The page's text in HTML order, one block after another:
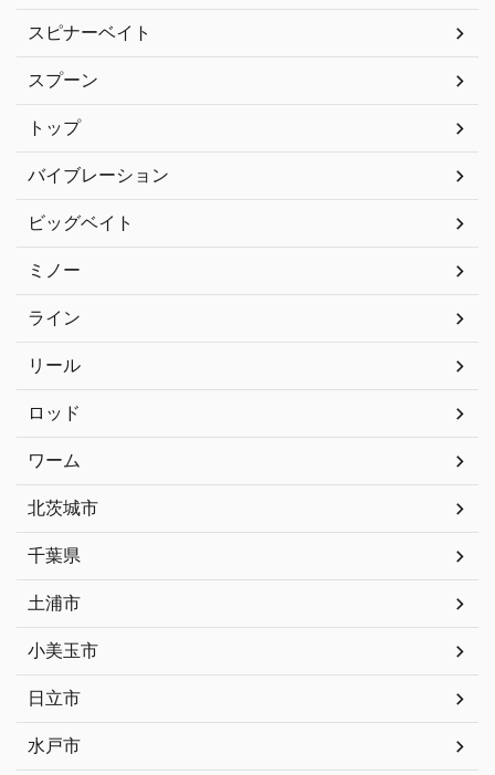
スピナーベイト
スプーン
トップ
バイブレーション
ビッグベイト
ミノー
ライン
リール
ロッド
ワーム
北茨城市
千葉県
土浦市
小美玉市
日立市
水戸市